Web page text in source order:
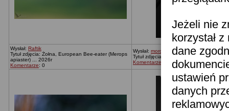
Jeżeli nie
korzystał
dane
ustawień
danych
Wysłał: Raftik
Tytuł zdjęcia: Żołna, European Bee-eater (Merops
apiaster) ... 2026r
Komentarze: 0
Wysłał: moronica
Tytuł zdjęcia: Bez tytułu
Komentarze